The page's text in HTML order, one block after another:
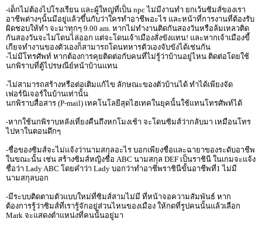
-เด็กไม่ต้องไปโรงเรียน และผู้ใหญ่ที่เป็น npc ไม่มีงานทำ ยกเว้นซิมส์ของเรา
อาชีพต่างๆนั้นมีอยู่แล้วขึ้นกับว่าใครทำอาชีพอะไร และหน้าที่การงานที่ต้องรับ
ผิดชอบให้ทำ จะมาทุกๆ 9.00 am. หากไม่ทำงานติดกันสองวันหรือล้มเหลวติด
กันสองวันจะไม่โดนไล่ออก แต่จะโดนเจ้าเมืองสั่งขังแทน! และหากเจ้าเมืองขี้
เกียจทำงานของตัวเองก็สามารถโดนทหารตัวเองจับขังได้เช่นกัน
-ไม่มีโทรศัพท์ หากต้องการคุยติดต่อกับคนที่ไม่รู้ว่าบ้านอยู่ไหน ติดต่อโดยใช้
นกพิราบที่ตู้ไปรษณีย์หน้าบ้านแทน
-ไม่สามารถสร้างหรือต่อเติมแก้ไข ลักษณะของตัวบ้านได้ ทำได้เพียงจัด
เฟอร์นิเจอร์ในบ้านเท่านั้น
นกพิราบสื่อสาร (P-mail) เทคโนโลยีสุดไฮเทคในยุคนั้นใช้แทนโทรศัพท์ได้
-หากใช้นกพิราบหลังเที่ยงคืนถึงหกโมงเช้า จะโดนซิมส์ว่ากลับมา เหมือนโทร
ไปหาในตอนดึกๆ
-ชื่อของซิมส์จะไม่แจ้งว่านามสกุลอะไร บอกเพียงชื่อและฉายาของระดับอาชีพ
ในขณะนั้น เช่น สร้างซิมส์หญิงชื่อ ABC นามสกุล DEF เป็นราชินี ในเกมจะแจ้ง
ชื่อว่า Lady ABC โดยคำว่า Lady บอกว่าทำอาชีพราชินีขั้นอาชีพที่1 ไม่มี
นามสกุลบอก
-มีระบบติดตามตัวแบบใหม่ที่ซิมส์สามไม่มี ที่หน้าจอความสัมพันธ์ หาก
ต้องการรู้ว่าซิมส์ที่เรารู้จักอยู่ส่วนไหนของเมือง ให้กดที่รูปคนนั้นแล้วเลือก
Mark จะแสดงตำแหน่งที่คนนั้นอยู่มา